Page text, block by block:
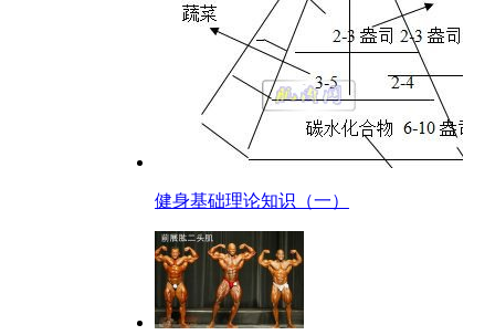
健身基础理论知识（一）